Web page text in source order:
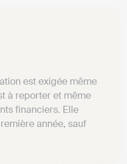
est exigée même
à reporter et même
financiers. Elle
année, sauf